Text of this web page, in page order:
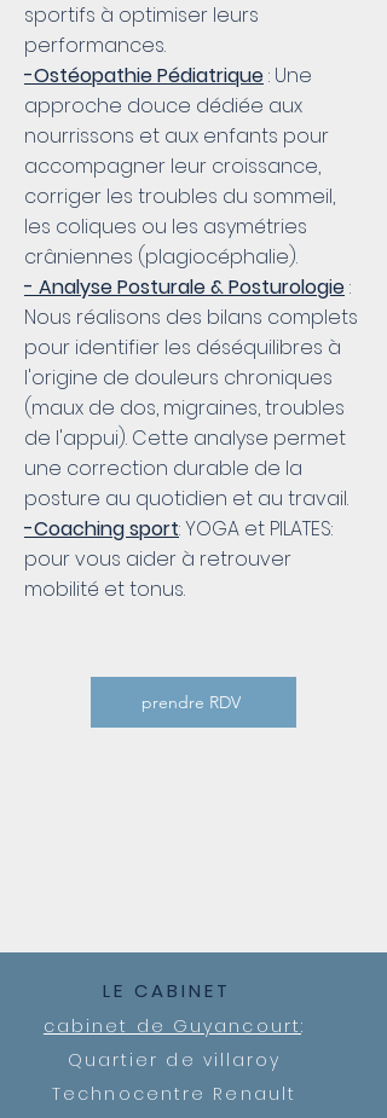
sportifs à optimiser leurs
performances.
-Ostéopathie Pédiatrique: Une
approche douce dédiée aux
nourrissons et aux enfants pour
accompagner leur croissance,
corriger les troubles du sommeil,
les coliques ou les asymétries
crâniennes (plagiocéphalie).
- Analyse Posturale & Posturologie:
Nous réalisons des bilans complets
pour identifier les déséquilibres à
l'origine de douleurs chroniques
(maux de dos, migraines, troubles
de l'appui). Cette analyse permet
une correction durable de la
posture au quotidien et au travail.
-Coaching sport: YOGA et PILATES:
pour vous aider à retrouver
mobilité et tonus.
prendre RDV
LE CABINET
cabinet de Guyancourt:
Quartier de villaroy
Technocentre Renault